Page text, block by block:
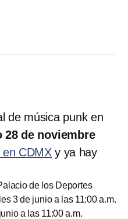
de música punk en
28 de noviembre
CDMX y ya hay
de los Deportes
3 de junio a las 11:00 a.m.
a las 11:00 a.m.